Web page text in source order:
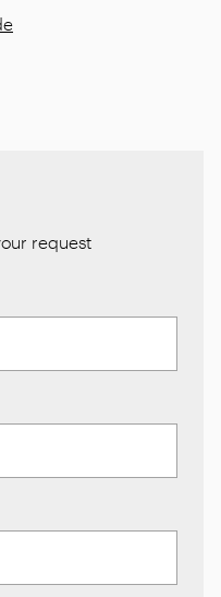
request